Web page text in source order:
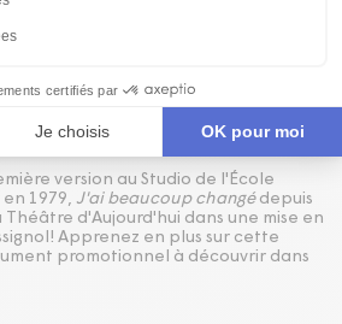
DE J'AI
DEPUIS
version au Studio de l'École
1979, J'ai beaucoup changédepuis
d'Aujourd'hui dans une mise en
Apprenez en plus sur cette
promotionnel à découvrir dans